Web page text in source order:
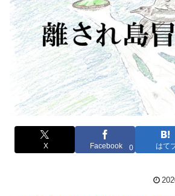
X Facebook 0 はて